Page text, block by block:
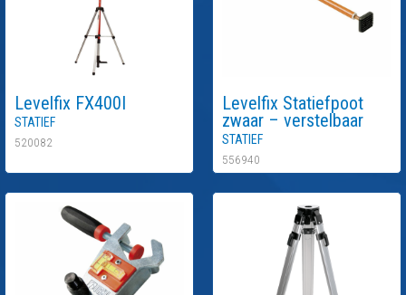
Levelfix FX400I
Statief
520082
Levelfix Statiefpoot
zwaar – verstelbaar
Statief
556940